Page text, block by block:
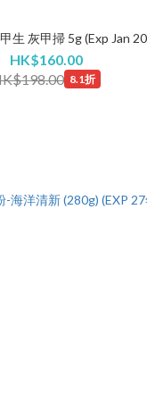
生 灰甲掃 5g (Exp Jan
HK$160.00
8.1折